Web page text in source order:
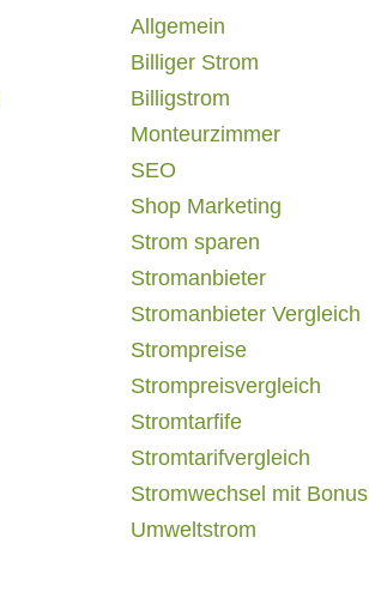
Allgemein
Billiger Strom
Billigstrom
Monteurzimmer
SEO
Shop Marketing
Strom sparen
Stromanbieter
Stromanbieter Vergleich
Strompreise
Strompreisvergleich
Stromtarfife
Stromtarifvergleich
Stromwechsel mit Bonus
Umweltstrom